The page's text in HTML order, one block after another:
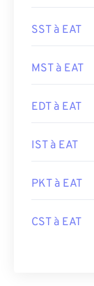
SST à EAT
MST à EAT
EDT à EAT
IST à EAT
PKT à EAT
CST à EAT